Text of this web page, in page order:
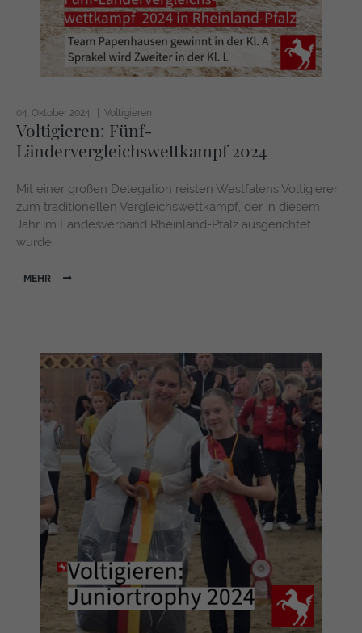
04. Oktober 2024 Voltigieren
Voltigieren: Fünf-
Ländervergleichswettkampf 2024
Mit einer großen Delegation reisten Westfalens Voltigierer
zum traditionellen Vergleichswettkampf, der in diesem
Jahr im Landesverband Rheinland-Pfalz ausgerichtet
wurde.
MEHR